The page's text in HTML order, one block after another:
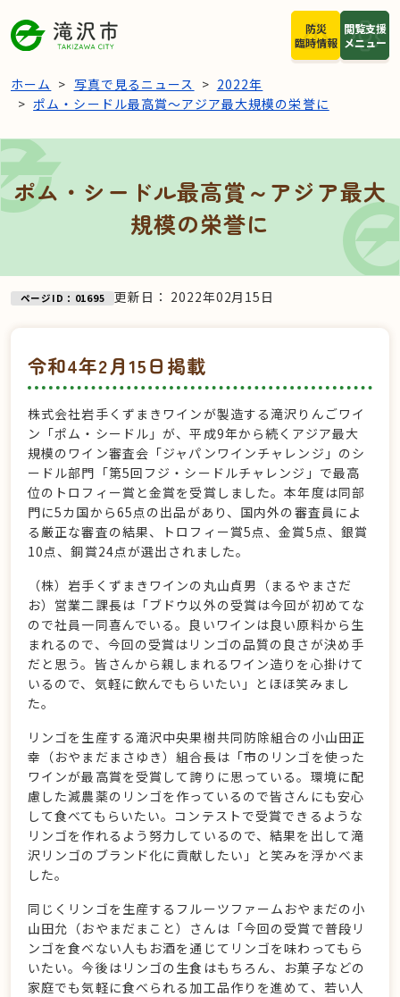
閲覧支援
メニュー
防災
臨時情報
ホーム 写真で見るニュース
2022年
ポム・シードル最高賞～アジア最大規模の栄誉に
ポム・シードル最高賞～アジア最大
規模の栄誉に
ページID：01695 更新日： 2022年02月15日
令和4年2月15日掲載
株式会社岩手くずまきワインが製造する滝沢りんごワイ
ン「ポム・シードル」が、平成9年から続くアジア最大
規模のワイン審査会「ジャパンワインチャレンジ」のシ
ードル部門「第5回フジ・シードルチャレンジ」で最高
位のトロフィー賞と金賞を受賞しました。本年度は同部
門に5カ国から65点の出品があり、国内外の審査員によ
る厳正な審査の結果、トロフィー賞5点、金賞5点、銀賞
10点、銅賞24点が選出されました。
（株）岩手くずまきワインの丸山貞男（まるやまさだ
お）営業二課長は「ブドウ以外の受賞は今回が初めてな
ので社員一同喜んでいる。良いワインは良い原料から生
まれるので、今回の受賞はリンゴの品質の良さが決め手
だと思う。皆さんから親しまれるワイン造りを心掛けて
いるので、気軽に飲んでもらいたい」とほほ笑みまし
た。
リンゴを生産する滝沢中央果樹共同防除組合の小山田正
幸（おやまだまさゆき）組合長は「市のリンゴを使った
ワインが最高賞を受賞して誇りに思っている。環境に配
慮した減農薬のリンゴを作っているので皆さんにも安心
して食べてもらいたい。コンテストで受賞できるような
リンゴを作れるよう努力しているので、結果を出して滝
沢リンゴのブランド化に貢献したい」と笑みを浮かべま
した。
同じくリンゴを生産するフルーツファームおやまだの小
山田允（おやまだまこと）さんは「今回の受賞で普段リ
ンゴを食べない人もお酒を通じてリンゴを味わってもら
いたい。今後はリンゴの生食はもちろん、お菓子などの
家庭でも気軽に食べられる加工品作りを進めて、若い人